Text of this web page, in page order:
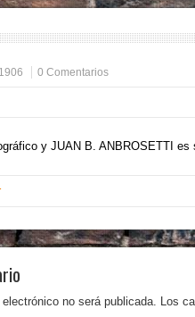
0 Comentarios
y JUAN B. ANBROSETTI es
no será publicada. Los